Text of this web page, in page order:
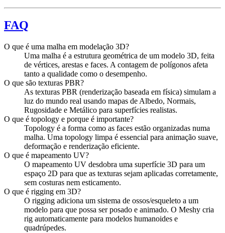
FAQ
O que é uma malha em modelação 3D?
Uma malha é a estrutura geométrica de um modelo 3D, feita
de vértices, arestas e faces. A contagem de polígonos afeta
tanto a qualidade como o desempenho.
O que são texturas PBR?
As texturas PBR (renderização baseada em física) simulam a
luz do mundo real usando mapas de Albedo, Normais,
Rugosidade e Metálico para superfícies realistas.
O que é topology e porque é importante?
Topology é a forma como as faces estão organizadas numa
malha. Uma topology limpa é essencial para animação suave,
deformação e renderização eficiente.
O que é mapeamento UV?
O mapeamento UV desdobra uma superfície 3D para um
espaço 2D para que as texturas sejam aplicadas corretamente,
sem costuras nem esticamento.
O que é rigging em 3D?
O rigging adiciona um sistema de ossos/esqueleto a um
modelo para que possa ser posado e animado. O Meshy cria
rig automaticamente para modelos humanoides e
quadrúpedes.